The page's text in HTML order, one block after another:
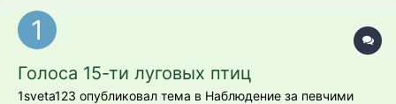
Вертишейка; Ушастая сова...
Голоса 15-ти луговых птиц
1sveta123 опубликовал тема в Наблюдение за певчими